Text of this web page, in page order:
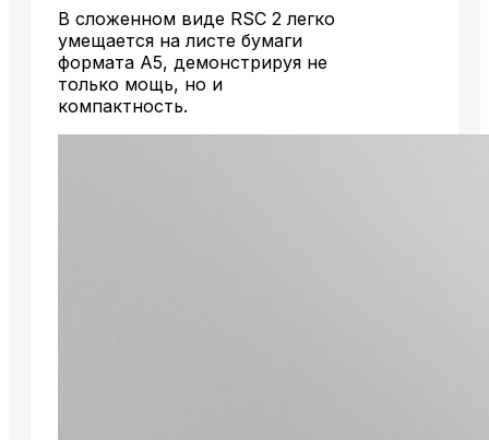
В сложенном виде RSC 2 легко
умещается на листе бумаги
формата А5, демонстрируя не
только мощь, но и
компактность.